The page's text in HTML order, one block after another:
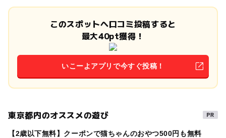
このスポットへ口コミ投稿すると
最大40pt獲得！
いこーよアプリで今すぐ投稿！
東京都内のオススメの遊び
【2歳以下無料】クーポンで猫ちゃんのおやつ500円も無料